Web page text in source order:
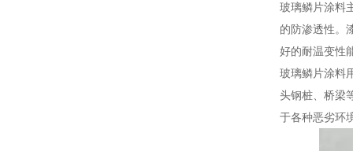
玻璃鳞片涂料
的防渗透性。
好的耐温变性
玻璃鳞片涂料
头钢桩、桥梁
于各种恶劣环